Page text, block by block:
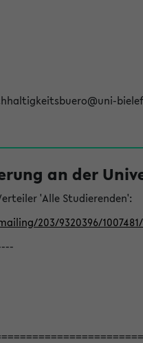
an der
'Alle Studierenden':
203/9320396/